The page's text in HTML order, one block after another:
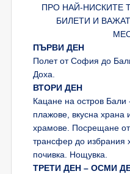
ПРО НАЙ-НИСКИТЕ
БИЛЕТИ И
ПЪРВИ ДЕН
Полет от София до
Доха.
ВТОРИ ДЕН
Кацане на остров Бали
плажове, вкусна храна
храмове. Посрещане
трансфер до избрания
почивка. Нощувка.
ТРЕТИ ДЕН – ОСМИ